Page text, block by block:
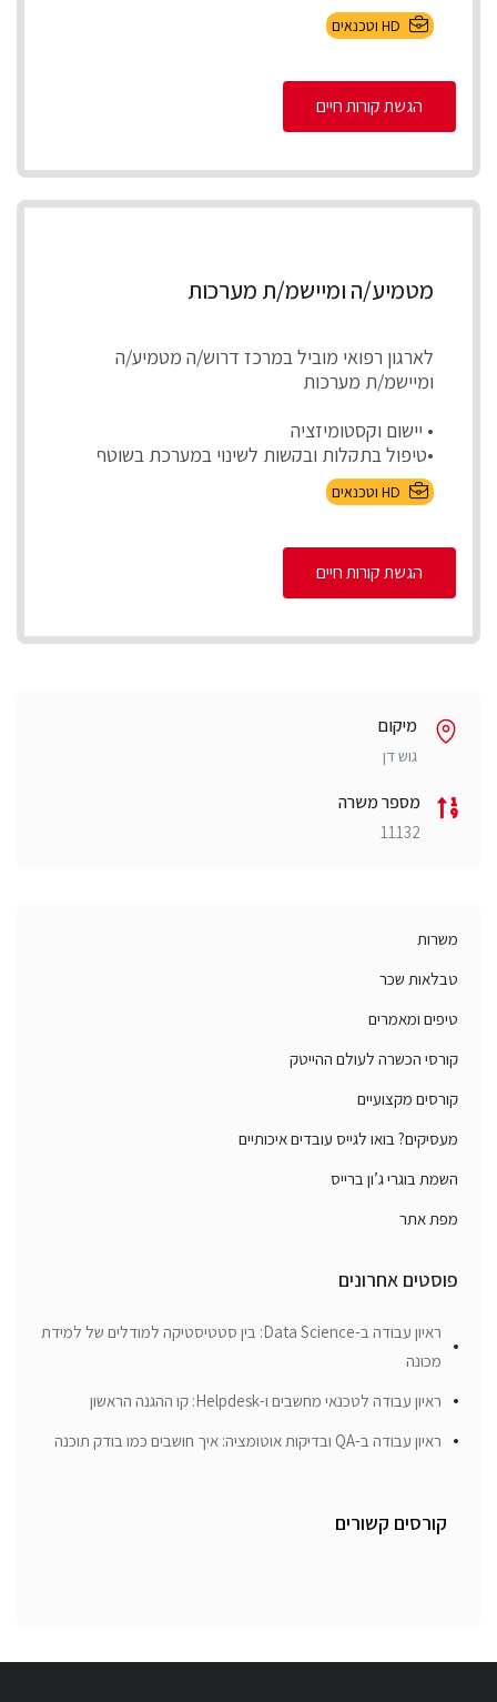
HD וטכנאים
הגשת קורות חיים
מטמיע/ה ומיישמ/ת מערכות
לארגון רפואי מוביל במרכז דרוש/ה מטמיע/ה
ומיישמ/ת מערכות
• יישום וקסטומיזציה
•טיפול בתקלות ובקשות לשינוי במערכת בשוטף
•בדיקות קבלה לפיתוח...
HD וטכנאים
הגשת קורות חיים
מיקום
גוש דן
מספר משרה
11132
משרות
טבלאות שכר
טיפים ומאמרים
קורסי הכשרה לעולם ההייטק
קורסים מקצועיים
מעסיקים? בואו לגייס עובדים איכותיים
השמת בוגרי ג’ון ברייס
מפת אתר
פוסטים אחרונים
ראיון עבודה ב-Data Science: בין סטטיסטיקה למודלים של למידת
מכונה
ראיון עבודה לטכנאי מחשבים ו-Helpdesk: קו ההגנה הראשון
ראיון עבודה ב-QA ובדיקות אוטומציה: איך חושבים כמו בודק תוכנה
קורסים קשורים